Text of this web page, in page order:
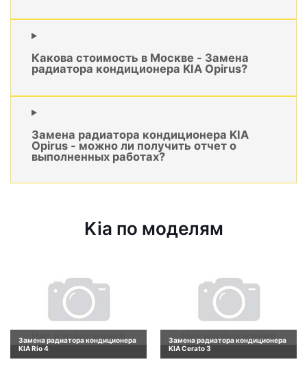
Какова стоимость в Москве - Замена
радиатора кондиционера KIA Opirus?
Замена радиатора кондиционера KIA
Opirus - можно ли получить отчет о
выполненных работах?
Kia по моделям
Замена радиатора кондиционера
KIA Rio 4
Замена радиатора кондиционера
KIA Cerato 3